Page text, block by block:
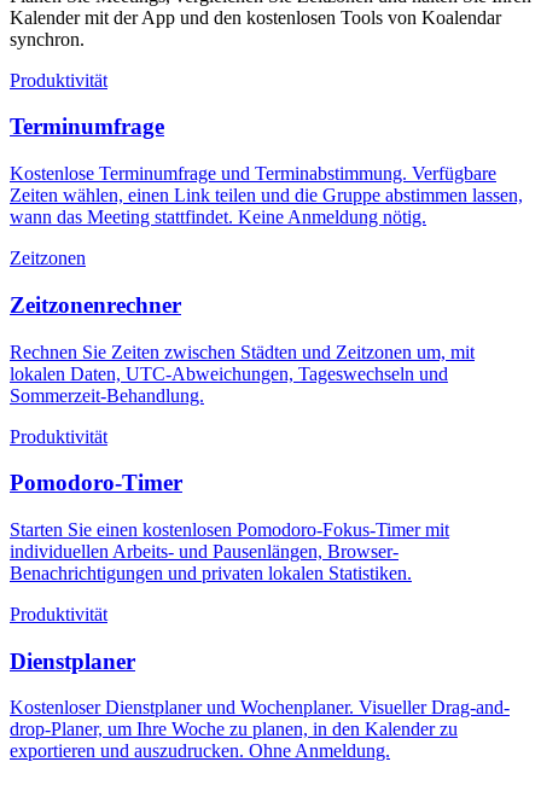
Kalender mit der App und den kostenlosen Tools von Koalendar
synchron.
Produktivität
Terminumfrage
Kostenlose Terminumfrage und Terminabstimmung. Verfügbare
Zeiten wählen, einen Link teilen und die Gruppe abstimmen lassen,
wann das Meeting stattfindet. Keine Anmeldung nötig.
Zeitzonen
Zeitzonenrechner
Rechnen Sie Zeiten zwischen Städten und Zeitzonen um, mit
lokalen Daten, UTC-Abweichungen, Tageswechseln und
Sommerzeit-Behandlung.
Produktivität
Pomodoro-Timer
Starten Sie einen kostenlosen Pomodoro-Fokus-Timer mit
individuellen Arbeits- und Pausenlängen, Browser-
Benachrichtigungen und privaten lokalen Statistiken.
Produktivität
Dienstplaner
Kostenloser Dienstplaner und Wochenplaner. Visueller Drag-and-
drop-Planer, um Ihre Woche zu planen, in den Kalender zu
exportieren und auszudrucken. Ohne Anmeldung.